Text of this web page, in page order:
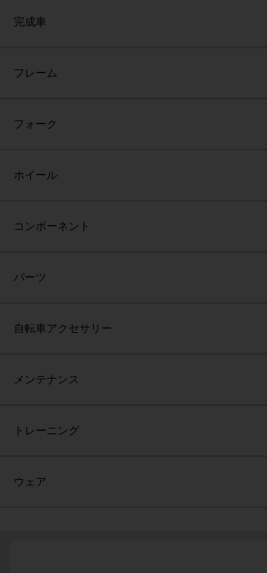
完成車
フレーム
フォーク
ホイール
コンポーネント
パーツ
自転車アクセサリー
メンテナンス
トレーニング
ウェア